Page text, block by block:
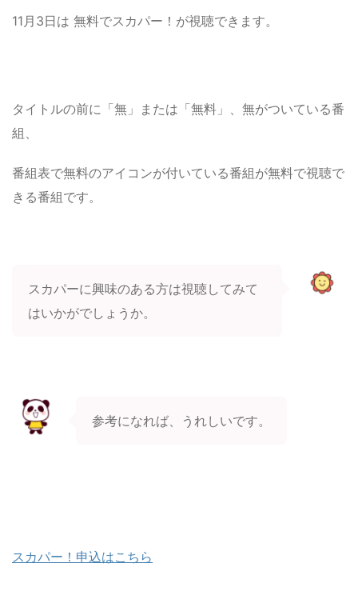
11月3日は 無料でスカパー！が視聴できます。
タイトルの前に「無」または「無料」、無がついている番
組、
番組表で無料のアイコンが付いている番組が無料で視聴で
きる番組です。
スカパーに興味のある方は視聴してみて
はいかがでしょうか。
参考になれば、うれしいです。
スカパー！申込はこちら